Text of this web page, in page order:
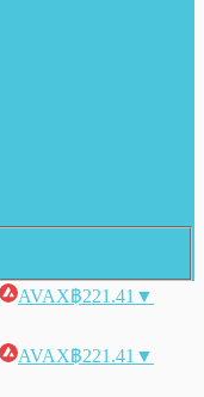
AVAX฿221.41 ▼
AVAX฿221.41 ▼